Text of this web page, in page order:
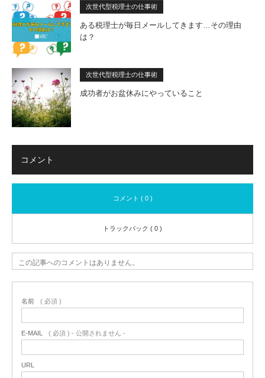
次世代型税理士の仕事術
ある税理士が毎日メールしてきます…その理由
は？
次世代型税理士の仕事術
成功者がお盆休みにやっていること
コメント
コメント ( 0 )
トラックバック ( 0 )
この記事へのコメントはありません。
名前 ( 必須 )
E-MAIL ( 必須 ) - 公開されません -
URL